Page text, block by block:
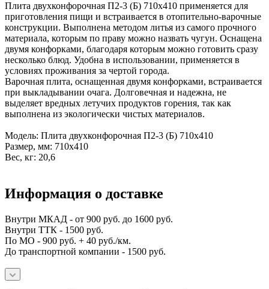
Плита двухконфорочная П2-3 (Б) 710х410 применяется для
приготовления пищи и встраивается в отопительно-варочные
конструкции. Выполнена методом литья из самого прочного
материала, которым по праву можно назвать чугун. Оснащена
двумя конфорками, благодаря которым можно готовить сразу
несколько блюд. Удобна в использовании, применяется в
условиях проживания за чертой города.
Варочная плита, оснащенная двумя конфорками, встраивается
при выкладывании очага. Долговечная и надежна, не
выделяет вредных летучих продуктов горения, так как
выполнена из экологически чистых материалов.
Модель: Плита двухконфорочная П2-3 (Б) 710х410
Размер, мм: 710х410
Вес, кг: 20,6
Информация о доставке
Внутри МКАД - от 900 руб. до 1600 руб.
Внутри ТТК - 1500 руб.
По МО - 900 руб. + 40 руб./км.
До транспортной компании - 1500 руб.